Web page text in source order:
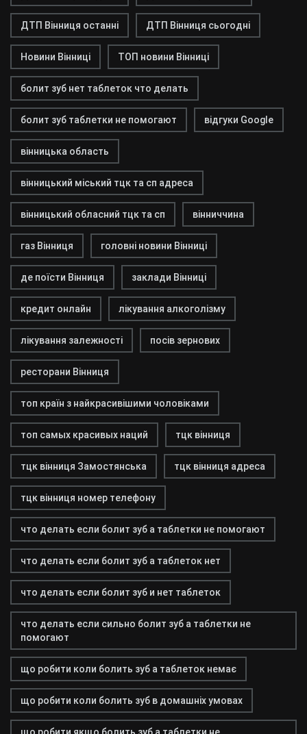
ДТП Вінниця останні ДТП Вінниця сьогодні
Новини Вінниці ТОП новини Вінниці
болит зуб нет таблеток что делать
болит зуб таблетки не помогают відгуки Google
вінницька область
вінницький міський тцк та сп адреса
вінницький обласний тцк та сп вінниччина
газ Вінниця головні новини Вінниці
де поїсти Вінниця заклади Вінниці
кредит онлайн лікування алкоголізму
лікування залежності посів зернових
ресторани Вінниця
топ країн з найкрасивішими чоловіками
топ самых красивых наций тцк вінниця
тцк вінниця Замостянська тцк вінниця адреса
тцк вінниця номер телефону
что делать если болит зуб а таблетки не помогают
что делать если болит зуб а таблеток нет
что делать если болит зуб и нет таблеток
что делать если сильно болит зуб а таблетки не
помогают
що робити коли болить зуб а таблеток немає
що робити коли болить зуб в домашніх умовах